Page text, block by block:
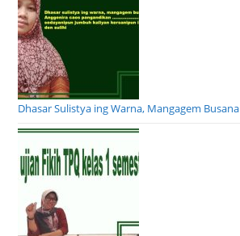
Dhasar Sulistya ing Warna, Mangagem Busana